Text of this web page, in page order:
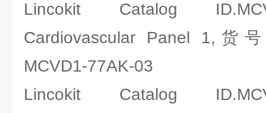
Lincokit Catalog
Cardiovascular Panel 1,货
MCVD1-77AK-03
Lincokit Catalog